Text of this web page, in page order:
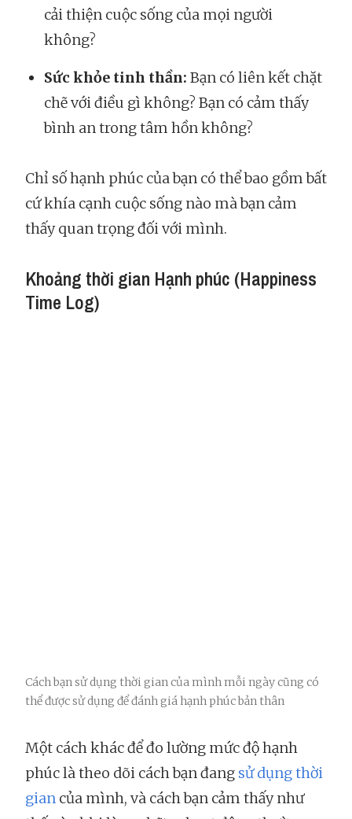
cải thiện cuộc sống của mọi người
không?
Sức khỏe tinh thần: Bạn có liên kết chặt
chẽ với điều gì không? Bạn có cảm thấy
bình an trong tâm hồn không?
Chỉ số hạnh phúc của bạn có thể bao gồm bất
cứ khía cạnh cuộc sống nào mà bạn cảm
thấy quan trọng đối với mình.
Khoảng thời gian Hạnh phúc (Happiness
Time Log)
Cách bạn sử dụng thời gian của mình mỗi ngày cũng có
thể được sử dụng để đánh giá hạnh phúc bản thân
Một cách khác để đo lường mức độ hạnh
phúc là theo dõi cách bạn đang sử dụng thời
gian của mình, và cách bạn cảm thấy như